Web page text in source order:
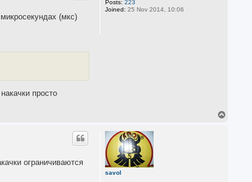
Posts: 223
Joined: 25 Nov 2014, 10:06
(мкс)
просто
savol
ограничиваются